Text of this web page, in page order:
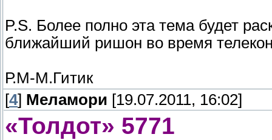
P.S. Более полно эта тема будет
ближайший ришон во время
Р.М-М.Гитик
[4] Меламори [19.07.2011, 16:02]
«Толдот» 5771